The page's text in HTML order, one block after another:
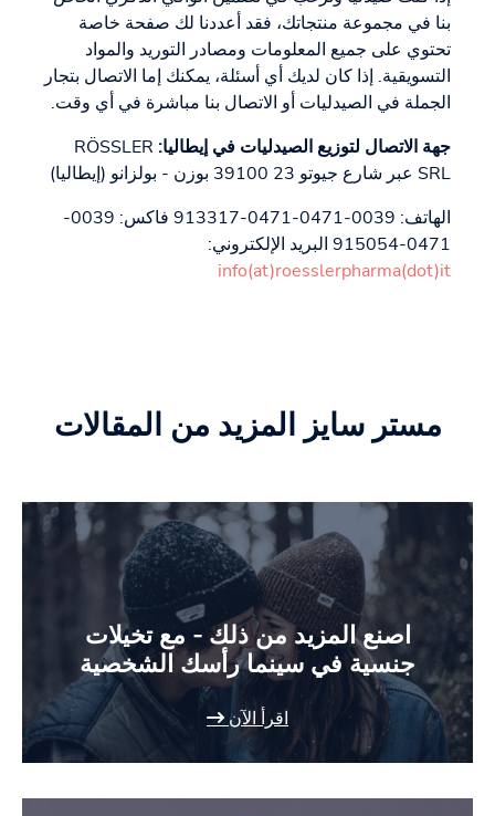
بنا في مجموعة منتجاتك، فقد أعددنا لك صفحة خاصة
تحتوي على جميع المعلومات ومصادر التوريد والمواد
التسويقية. إذا كان لديك أي أسئلة، يمكنك إما الاتصال بتجار
الجملة في الصيدليات أو الاتصال بنا مباشرة في أي وقت.
جهة الاتصال لتوزيع الصيدليات في إيطاليا: RÖSSLER
SRL عبر شارع جيوتو 23 39100 بوزن - بولزانو (إيطاليا)
الهاتف: 0039-0471-0471-913317 فاكس: 0039-
0471-915054 البريد الإلكتروني:
info(at)roesslerpharma(dot)it
مستر سايز المزيد من المقالات
اصنع المزيد من ذلك - مع تخيلات
جنسية في سينما رأسك الشخصية
اقرأ الآن